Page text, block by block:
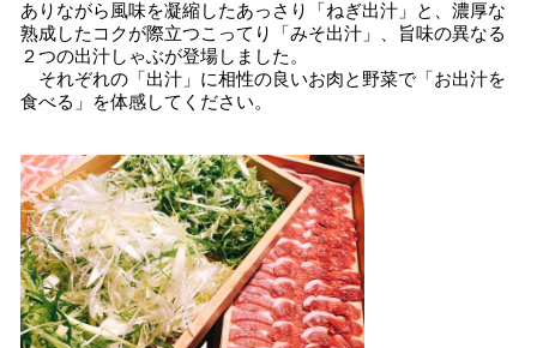
ありながら風味を凝縮したあっさり「ねぎ出汁」と、濃厚な
熟成したコクが際立つこってり「みそ出汁」、旨味の異なる
２つの出汁しゃぶが登場しました。
それぞれの「出汁」に相性の良いお肉と野菜で「お出汁を
食べる」を体感してください。